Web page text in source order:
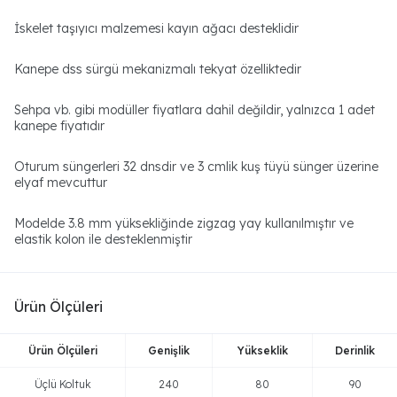
Ürün Ölçüleri
Ürün Ölçüleri Genişlik Yükseklik Derinlik
Üçlü Koltuk 240 80 90
İskelet taşıyıcı malzemesi kayın ağacı desteklidir
Kanepe dss sürgü mekanizmalı tekyat özelliktedir
Sehpa vb. gibi modüller fiyatlara dahil değildir, yalnızca 1 adet
kanepe fiyatıdır
Oturum süngerleri 32 dnsdir ve 3 cmlik kuş tüyü sünger üzerine
elyaf mevcuttur
Modelde 3.8 mm yüksekliğinde zigzag yay kullanılmıştır ve
elastik kolon ile desteklenmiştir